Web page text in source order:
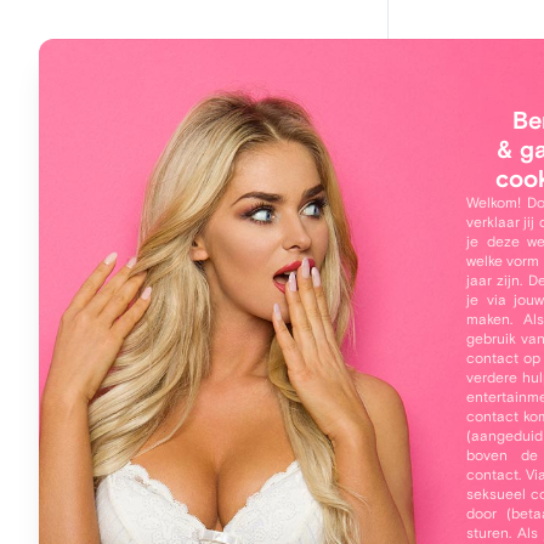
&
Welkom!
verklaar jij
je deze
welke
jaar zijn.
je via
maken.
gebruik
contact op
verdere
contact
boven de
contact.
seksueel
door
sturen.
Main navigation
Online leden
Mijn profiel
Inloggen
Gratis registreren
Wachtwoord vergeten
Over
Ben jij
Mijn
hij